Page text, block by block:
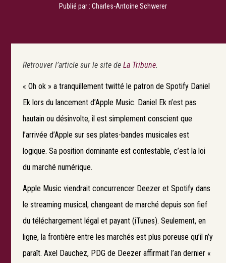
Publié par : Charles-Antoine Schwerer
Retrouver l’article sur le site de La Tribune.
« Oh ok » a tranquillement twitté le patron de Spotify Daniel
Ek lors du lancement d’Apple Music. Daniel Ek n’est pas
hautain ou désinvolte, il est simplement conscient que
l’arrivée d’Apple sur ses plates-bandes musicales est
logique. Sa position dominante est contestable, c’est la loi
du marché numérique.
Apple Music viendrait concurrencer Deezer et Spotify dans
le streaming musical, changeant de marché depuis son fief
du téléchargement légal et payant (iTunes). Seulement, en
ligne, la frontière entre les marchés est plus poreuse qu’il n’y
paraît. Axel Dauchez, PDG de Deezer affirmait l’an dernier «